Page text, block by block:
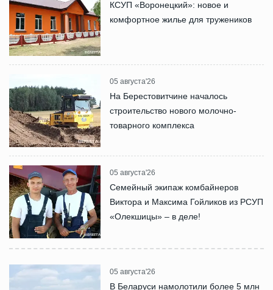
КСУП «Воронецкий»: новое и
комфортное жилье для тружеников
05 августа'26
На Берестовитчине началось
строительство нового молочно-
товарного комплекса
05 августа'26
Семейный экипаж комбайнеров
Виктора и Максима Гойликов из РСУП
«Олекшицы» – в деле!
05 августа'26
В Беларуси намолотили более 5 млн